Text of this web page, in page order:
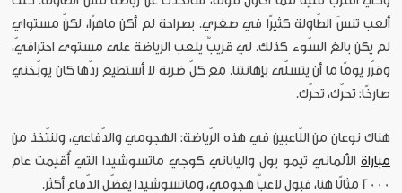
ألعب تنسَ الطّاولة كثيرًا في صغري. بصراحة لم أكن ماهرًا، لكنّ مستواي
لم يكن بالغ السّوء كذلك. لي قريبٌ يلعب الرياضة على مستوى احترافيّ،
وقرّر يومًا ما أن يتسلّى بإهانتنا. مع كلّ ضربة لا أستطيع ردّها كان يوبّخني
صارخًا: تحرّك، تحرّك.
هناك نوعان من اللّاعبين في هذه الرّياضة: الهجومي والدّفاعي، ولنتّخذ من
مباراة الألماني تيمو بول والياباني كوجي ماتسوشيدا التي أُقيمت عام
2000 مثالًا هنا، فبول لاعبٌ هجومي، وماتسوشيدا يفضّل الدّفاع أكثر.